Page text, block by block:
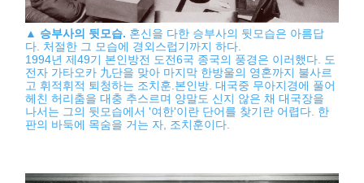
▲ 승부사의 뒷모습. 혼신을 다한 승부사의 뒷모습은 아름답
다. 처절한 그 모습에 경외스럽기까지 하다.
1994년 제49기 본인방전 도전6국 종국의 풍경은 이러했다. 도
전자 가타오카 九단을 맞아 마지막 한방울의 영혼까지 불사르
고 휘적휘적 퇴청하는 조치훈.본인방. 대국중 무아지경에 풀어
헤친 허리춤을 대충 추스르며 양말도 신지 않은 채 대국장을
나서는 그의 뒷모습에서 '여한'이란 단어를 찾기란 어렵다. 한
판의 바둑에 목숨을 거는 자, 조치훈이다.